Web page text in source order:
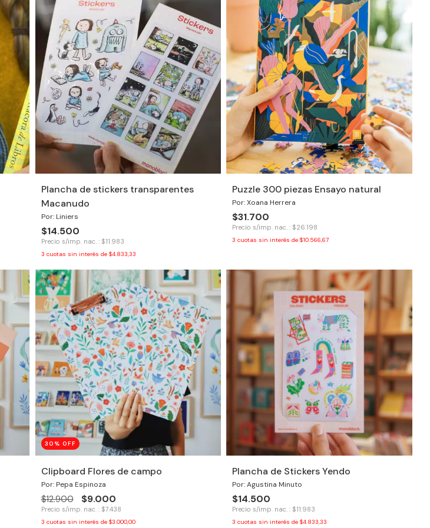
Plancha de stickers transparentes
Macanudo
Por: Liniers
$14.500
Precio s/imp. nac. : $11.983
3 cuotas sin interés de $4.833,33
Puzzle 300 piezas Ensayo natural
Por: Xoana Herrera
$31.700
Precio s/imp. nac. : $26.198
3 cuotas sin interés de$10.566,67
30 % OFF
Clipboard Flores de campo
Por: Pepa Espinoza
$12.900 $9.000
Precio s/imp. nac. : $7.438
3 cuotas sin interés de $3.000,00
Plancha de Stickers Yendo
Por: Agustina Minuto
$14.500
Precio s/imp. nac. : $11.983
3 cuotas sin interés de$4.833,33